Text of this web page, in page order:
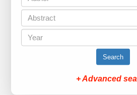
Search
+ Advanced